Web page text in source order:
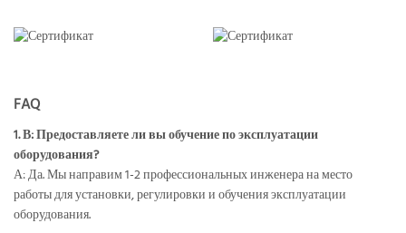
FAQ
1. В: Предоставляете ли вы обучение по эксплуатации
оборудования?
А: Да. Мы направим 1-2 профессиональных инженера на место
работы для установки, регулировки и обучения эксплуатации
оборудования.